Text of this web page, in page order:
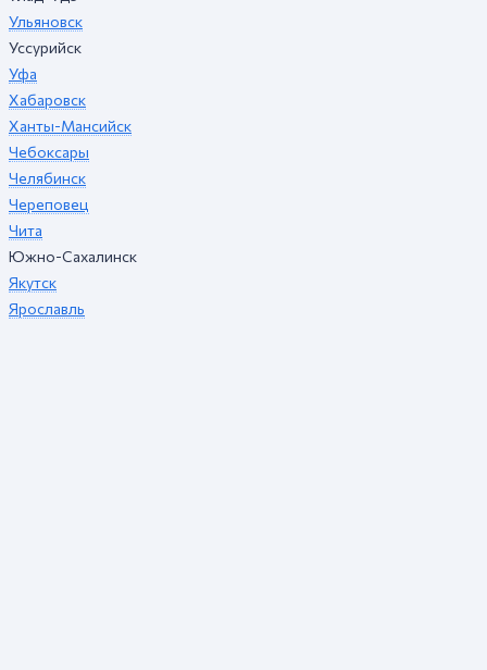
Ульяновск
Уссурийск
Уфа
Хабаровск
Ханты-Мансийск
Чебоксары
Челябинск
Череповец
Чита
Южно-Сахалинск
Якутск
Ярославль